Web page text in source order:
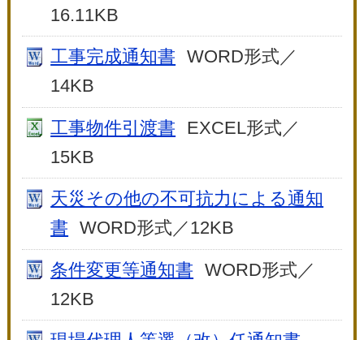
16.11KB
工事完成通知書
WORD形式／
14KB
工事物件引渡書
EXCEL形式／
15KB
天災その他の不可抗力による通知
書
WORD形式／12KB
条件変更等通知書
WORD形式／
12KB